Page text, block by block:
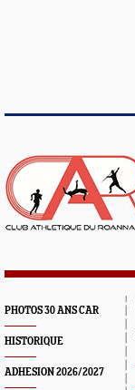
PHOTOS 30 ANS CAR
HISTORIQUE
ADHESION 2026/2027